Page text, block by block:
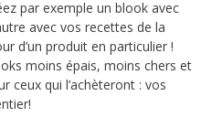
par exemple un blook avec
avec vos recettes de la
d’un produit en particulier !
moins épais, moins chers et
ceux qui l’achèteront : vos